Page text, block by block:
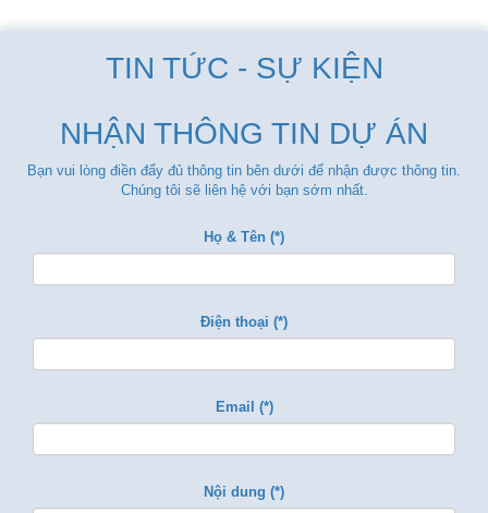
TIN TỨC - SỰ KIỆN
NHẬN THÔNG TIN DỰ ÁN
Bạn vui lòng điền đẩy đủ thông tin bên dưới để nhận được thông tin.
Chúng tôi sẽ liên hệ với bạn sớm nhất.
Họ & Tên (*)
Điện thoại (*)
Email (*)
Nội dung (*)